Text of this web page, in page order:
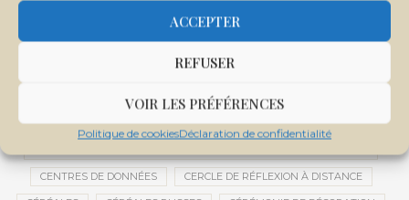
ACCEPTER
REFUSER
VOIR LES PRÉFÉRENCES
Politique de cookiesDéclaration de confidentialité
CENTRALE SOLAIRE DE SANANKOROBA
CENTRE D'INTELLIGENCE ARTIFICIELLE
CENTRE DE SANTÉ COMMUNAUTAIRE
CENTRE INTERNATIONAL DE CONFÉRENCES DE BAMAKO
CENTRE MALI
CENTRES DE DONNÉES CERCLE DE RÉFLEXION À DISTANCE